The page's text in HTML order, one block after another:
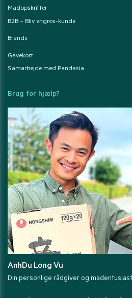
Madopskrifter
B2B – Bliv engros-kunde
Brands
Gavekort
Samarbejde med Pandasia
Brug for hjælp?
AnhDu Long Vu
Din personlige rådgiver og madentusiast